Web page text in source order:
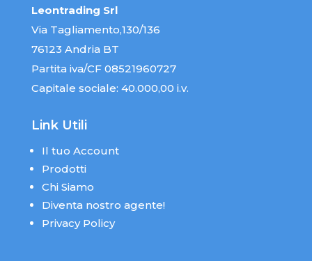
Leontrading Srl
Via Tagliamento,130/136
76123 Andria BT
Partita iva/CF 08521960727
Capitale sociale: 40.000,00 i.v.
Link Utili
Il tuo Account
Prodotti
Chi Siamo
Diventa nostro agente!
Privacy Policy